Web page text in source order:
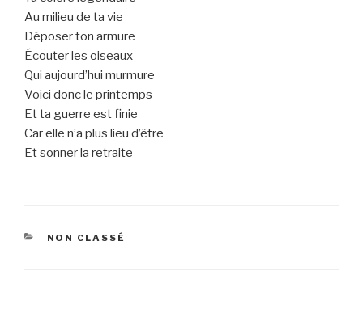
Au milieu de ta vie
Déposer ton armure
Écouter les oiseaux
Qui aujourd’hui murmure
Voici donc le printemps
Et ta guerre est finie
Car elle n’a plus lieu d’être
Et sonner la retraite
CATEGORIES
NON CLASSÉ